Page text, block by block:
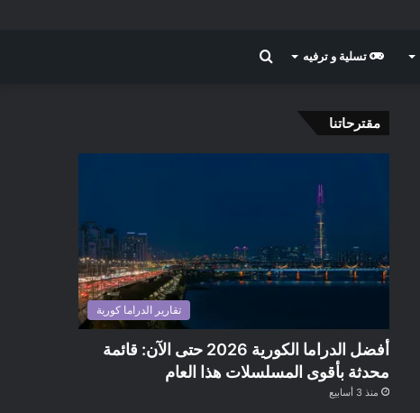
تسلية و ترفيه
مقترحاتنا
تقارير الدراما كورية
أفضل الدراما الكورية 2026 حتى الآن: قائمة
محدثة بأقوى المسلسلات هذا العام
منذ 3 أسابيع